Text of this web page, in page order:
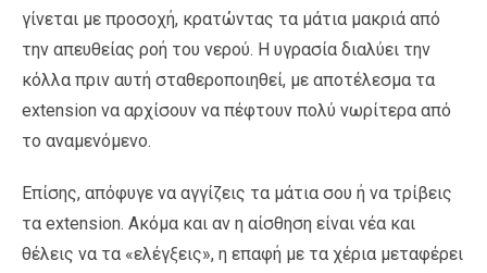
γίνεται με προσοχή, κρατώντας τα μάτια μακριά από
την απευθείας ροή του νερού. Η υγρασία διαλύει την
κόλλα πριν αυτή σταθεροποιηθεί, με αποτέλεσμα τα
extension να αρχίσουν να πέφτουν πολύ νωρίτερα από
το αναμενόμενο.
Επίσης, απόφυγε να αγγίζεις τα μάτια σου ή να τρίβεις
τα extension. Ακόμα και αν η αίσθηση είναι νέα και
θέλεις να τα «ελέγξεις», η επαφή με τα χέρια μεταφέρει